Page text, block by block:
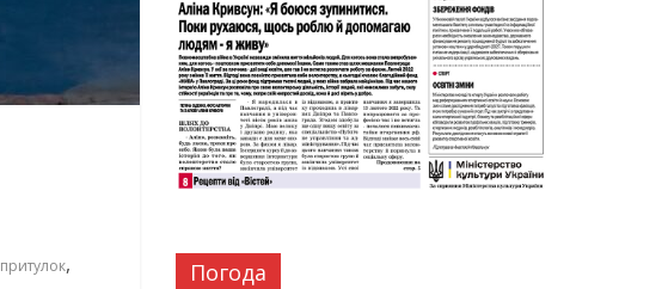
притулок, Погода